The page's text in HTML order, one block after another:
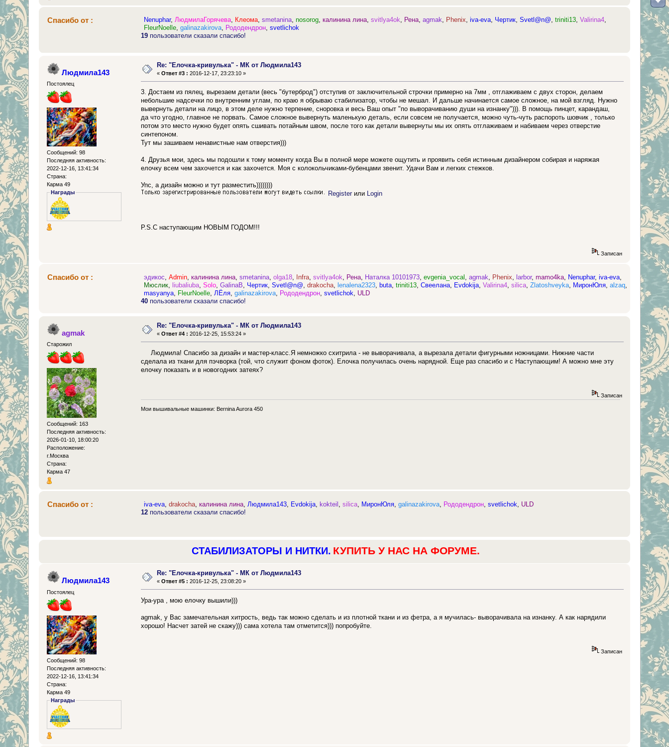
Спасибо от : Nenuphar,ЛюдмилаГорячева, Клеома,smetanina,nosorog,калинина лина,svitlya4ok, Рена,agmak, Phenix,iva-eva, Чертик,Svetl@n@,triniti13,Valirina4,
FleurNoelle,galinazakirova, Рододендрон,svetlichok
19пользователи сказали спасибо!
Людмила143
Постоялец
Сообщений: 98
Последняя активность:
2022-12-16, 13:41:34
Страна:
Карма 49
Награды
Re: "Елочка-кривулька" - МК от Людмила143
«Ответ #3 : 2016-12-17, 23:23:10 »
3. Достаем из пялец, вырезаем детали (весь "бутерброд") отступив от заключительной строчки примерно на 7мм , отглаживаем с двух сторон, делаем
небольшие надсечки по внутренним углам, по краю я обрываю стабилизатор, чтобы не мешал. И дальше начинается самое сложное, на мой взгляд. Нужно
вывернуть детали на лицо, в этом деле нужно терпение, сноровка и весь Ваш опыт "по выворачиванию души на изнанку"))). В помощь пинцет, карандаш,
да что угодно, главное не порвать. Самое сложное вывернуть маленькую деталь, если совсем не получается, можно чуть-чуть распороть шовчик , только
потом это место нужно будет опять сшивать потайным швом, после того как детали вывернуты мы их опять отглаживаем и набиваем через отверстие
синтепоном.
Тут мы зашиваем ненавистные нам отверстия)))
4. Друзья мои, здесь мы подошли к тому моменту когда Вы в полной мере можете ощутить и проявить себя истинным дизайнером собирая и наряжая
елочку всем чем захочется и как захочется. Моя с колокольчиками-бубенцами звенит. Удачи Вам и легких стежков.
Упс, а дизайн можно и тут разместить))))))))
Registerили Login
P.S.С наступающим НОВЫМ ГОДОМ!!!
Записан
Спасибо от : эдикос ,Admin ,калинина лина ,smetanina ,olga18 Infra ,svitlya4ok Рена Наталка 10101973 ,evgenia_vocal ,agmak Phenix larbor,mamo4ka Nenuphar,iva-eva
Мюслик
liubaliuba ,Solo ,GalinaB Чертик ,Svetl@n@ ,drakocha lenalena2323 buta ,triniti13 ,Cвеелана Evdokija ,Valirina4 ,silica ,Zlatoshveyka МиронЮля ,alzaq
masyanya
FleurNoelle ЛЁля ,galinazakirova Рододендрон ,svetlichok
ULD
40пользователи сказали спасибо!
agmak
Старожил
Сообщений: 163
Последняя активность:
2026-01-10, 18:00:20
Расположение:
г.Москва
Страна:
Карма 47
Re: "Елочка-кривулька" - МК от Людмила143
«Ответ #4 : 2016-12-25, 15:53:24 »
Людмила! Спасибо за дизайн и мастер-класс.Я немножко схитрила - не выворачивала, а вырезала детали фигурными ножницами. Нижние части
сделала из ткани для пэчворка (той, что служит фоном фоток). Елочка получилась очень нарядной. Еще раз спасибо и с Наступающим! А можно мне эту
елочку показать и в новогодних затеях?
Записан
Мои вышивальные машинки: Bernina Aurora 450
Спасибо от : iva-eva ,drakocha ,калинина лина Людмила143 Evdokija ,kokteil ,silica МиронЮля ,galinazakirova Рододендрон ,svetlichok
ULD
12пользователи сказали спасибо!
СТАБИЛИЗАТОРЫ И НИТКИ. КУПИТЬ У НАС НА ФОРУМЕ.
Людмила143
Постоялец
Сообщений: 98
Последняя активность:
2022-12-16, 13:41:34
Страна:
Карма 49
Награды
Re: "Елочка-кривулька" - МК от Людмила143
«Ответ #5 : 2016-12-25, 23:08:20 »
Ура-ура , мою елочку вышили)))
agmak, у Вас замечательная хитрость, ведь так можно сделать и из плотной ткани и из фетра, а я мучилась- выворачивала на изнанку. А как нарядили
хорошо! Насчет затей не скажу))) сама хотела там отметится))) попробуйте.
Записан